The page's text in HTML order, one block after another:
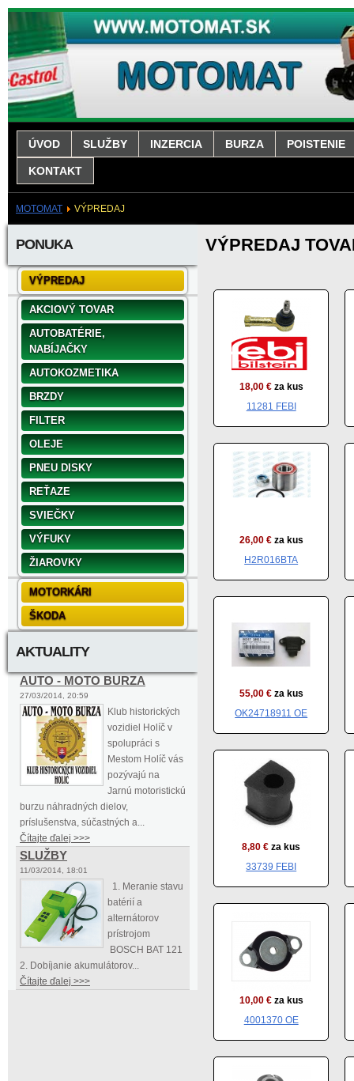
ÚVOD SLUŽBY INZERCIA BURZA POISTENIE
KONTAKT
MOTOMAT VÝPREDAJ
PONUKA
VÝPREDAJ
AKCIOVÝ TOVAR
AUTOBATÉRIE,
NABÍJAČKY
AUTOKOZMETIKA
BRZDY
FILTER
OLEJE
PNEU DISKY
REŤAZE
SVIEČKY
VÝFUKY
ŽIAROVKY
MOTORKÁRI
ŠKODA
AKTUALITY
AUTO - MOTO BURZA
27/03/2014, 20:59
Klub historických
vozidiel Holíč v
spolupráci s
Mestom Holíč vás
pozývajú na
Jarnú motoristickú
burzu náhradných dielov,
príslušenstva, súčastných a...
Čítajte ďalej >>>
SLUŽBY
11/03/2014, 18:01
1. Meranie stavu
batérií a
alternátorov
prístrojom
BOSCH BAT 121
2. Dobíjanie akumulátorov...
Čítajte ďalej >>>
VÝPREDAJ
18,00 € za kus
11281 FEBI
26,00 € za kus
H2R016BTA
55,00 € za kus
OK24718911 OE
8,80 € za kus
33739 FEBI
10,00 € za kus
4001370 OE